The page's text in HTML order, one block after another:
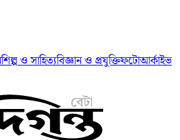
শিল্প ও সাহিত্যবিজ্ঞান ও প্রযুক্তিফটোআর্কাইভ